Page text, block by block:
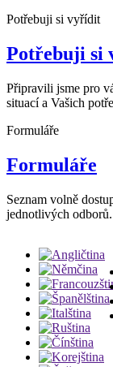
Potřebuji si vyřídit
Potřebuji si
Připravili jsme pro
situací a Vašich
Formuláře
Formuláře
Seznam volně
jednotlivých odborů.